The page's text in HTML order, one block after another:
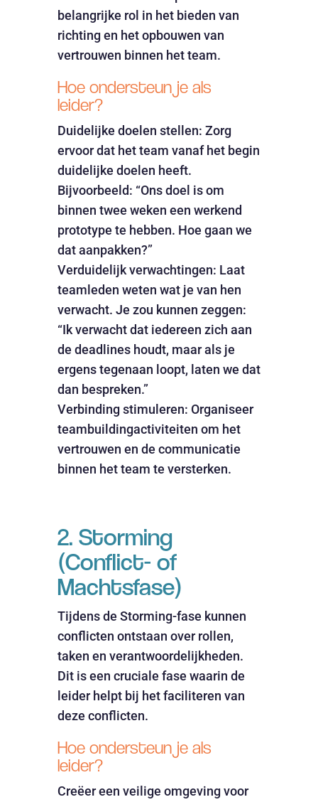
belangrijke rol in het bieden van
richting en het opbouwen van
vertrouwen binnen het team.
Hoe ondersteun je als
leider?
Duidelijke doelen stellen: Zorg
ervoor dat het team vanaf het begin
duidelijke doelen heeft.
Bijvoorbeeld: “Ons doel is om
binnen twee weken een werkend
prototype te hebben. Hoe gaan we
dat aanpakken?”
Verduidelijk verwachtingen: Laat
teamleden weten wat je van hen
verwacht. Je zou kunnen zeggen:
“Ik verwacht dat iedereen zich aan
de deadlines houdt, maar als je
ergens tegenaan loopt, laten we dat
dan bespreken.”
Verbinding stimuleren: Organiseer
teambuildingactiviteiten om het
vertrouwen en de communicatie
binnen het team te versterken.
2. Storming
(Conflict- of
Machtsfase)
Tijdens de Storming-fase kunnen
conflicten ontstaan over rollen,
taken en verantwoordelijkheden.
Dit is een cruciale fase waarin de
leider helpt bij het faciliteren van
deze conflicten.
Hoe ondersteun je als
leider?
Creëer een veilige omgeving voor